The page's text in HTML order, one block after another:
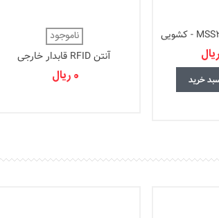
اسلاید سوئيچ MSS22D19 - کشویی
خرید
ناموجود
آنتن RFID قابدار خارجی
0 ریال